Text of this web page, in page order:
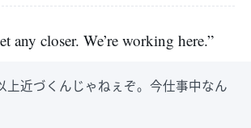
any closer. We’re working here.”
上近づくんじゃねぇぞ。今仕事中なん